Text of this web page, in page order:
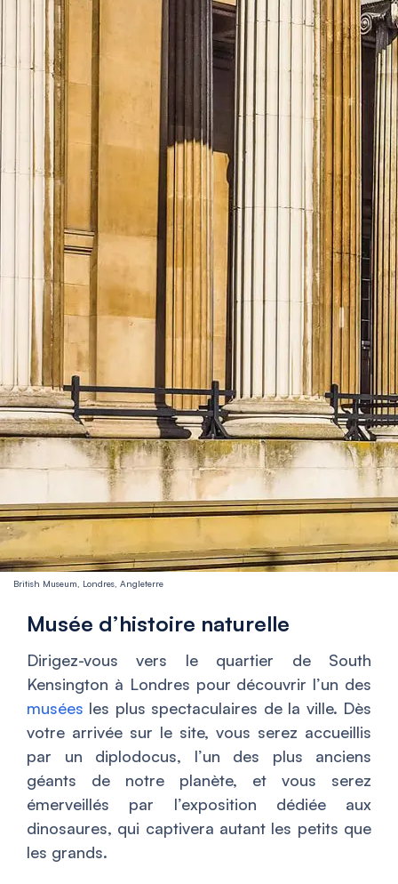
British Museum, Londres, Angleterre
Musée d’histoire naturelle
Dirigez-vous vers le quartier de South
Kensington à Londres pour découvrir l’un des
musées les plus spectaculaires de la ville. Dès
votre arrivée sur le site, vous serez accueillis
par un diplodocus, l’un des plus anciens
géants de notre planète, et vous serez
émerveillés par l’exposition dédiée aux
dinosaures, qui captivera autant les petits que
les grands.